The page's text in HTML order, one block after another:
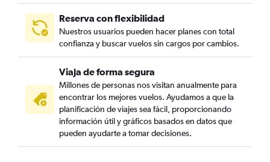
Reserva con flexibilidad
Nuestros usuarios pueden hacer planes con total
confianza y buscar vuelos sin cargos por cambios.
Viaja de forma segura
Millones de personas nos visitan anualmente para
encontrar los mejores vuelos. Ayudamos a que la
planificación de viajes sea fácil, proporcionando
información útil y gráficos basados en datos que
pueden ayudarte a tomar decisiones.